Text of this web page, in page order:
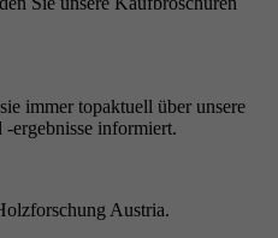
immer topaktuell über unsere
-ergebnisse informiert.
Austria.